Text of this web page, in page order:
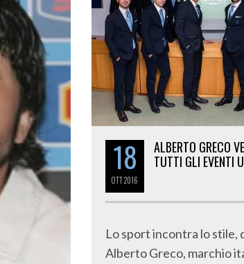
18
OTT2016
ALBERTO GRECO
TUTTI GLI EVENTI
Lo sport incontra lo stile,
Alberto Greco, marchio